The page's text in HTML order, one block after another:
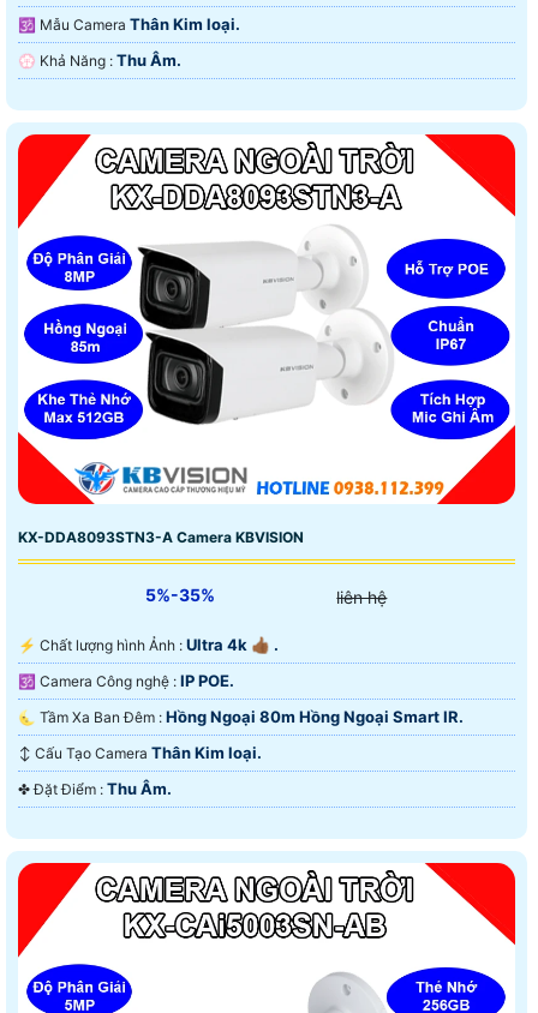
🕉️ Mẫu Camera Thân Kim loại.
️💮 Khả Năng : Thu Âm.
KX-DDA8093STN3-A Camera KBVISION
5%-35% liên hệ
️⚡ Chất lượng hình Ảnh : Ultra 4k 👍🏾 .
🕉️ Camera Công nghệ : IP POE.
🌜 Tầm Xa Ban Đêm : Hồng Ngoại 80m Hồng Ngoại Smart IR.
↕️ Cấu Tạo Camera Thân Kim loại.
️✤ Đặt Điểm : Thu Âm.